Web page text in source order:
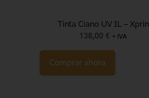
Tinta Ciano UV 1L – Xprin
138,00 € + IVA
Comprar ahora